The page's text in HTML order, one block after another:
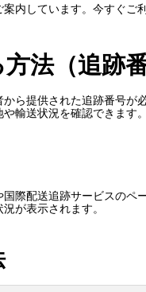
内しています。今すぐご
法（追跡
ら提供された追跡番号
輸送状況を確認できます。
際配送追跡サービスの
が表示されます。